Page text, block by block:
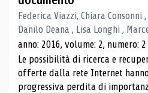
Federica Viazzi, Chiara Consonni
Danilo Deana , Lisa Longhi ,
anno: 2016, volume: 2, numero: 2
Le possibilità di ricerca e
offerte dalla rete Internet
progressiva perdita di